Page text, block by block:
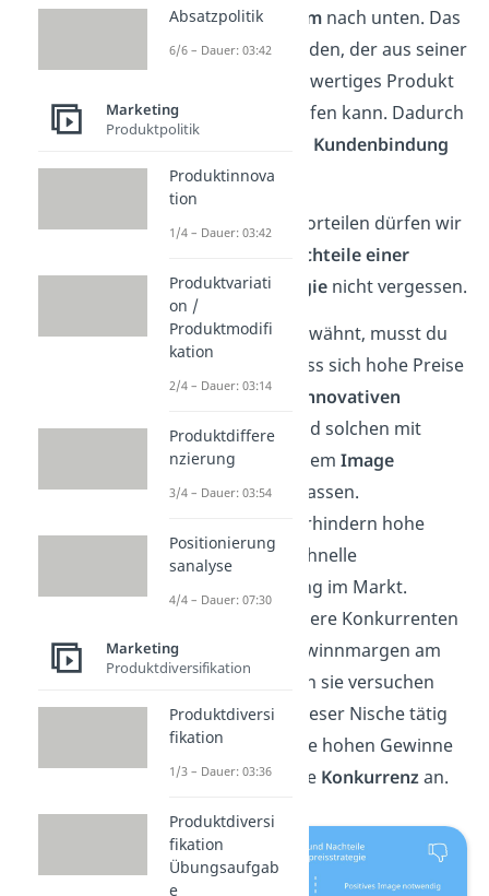
Preisspielraumnach unten. Das
freut den Kunden, der aus seiner
Sicht ein hochwertiges Produkt
günstiger kaufen kann. Dadurch
Kundenbindung
aufgebaut.
Bei den ganzen Vorteilen dürfen wir
Nachteile einer
Hochpreisstrategienicht vergessen.
Wie bereits erwähnt, musst du
bedenken, dass sich hohe Preise
nur bei sehr
innovativen
Produkten
und solchen mit
hervorragendem Image
durchsetzen lassen.
Außerdem verhindern hohe
Preise eine schnelle
Durchdringung im Markt.
Erkennen andere Konkurrenten
die hohen Gewinnmargen am
Markt, werden sie versuchen
ebenfalls in dieser Nische tätig
zu werden. Die hohen Gewinne
locken also die Konkurrenzan.
Absatzpolitik
6/6 – Dauer: 03:42
Marketing
Produktpolitik
Produktinnova
tion
1/4 – Dauer: 03:42
Produktvariati
on /
Produktmodifi
kation
2/4 – Dauer: 03:14
Produktdiffere
nzierung
3/4 – Dauer: 03:54
Positionierung
sanalyse
4/4 – Dauer: 07:30
Marketing
Produktdiversifikation
Produktdiversi
fikation
1/3 – Dauer: 03:36
Produktdiversi
fikation
Übungsaufgab
e